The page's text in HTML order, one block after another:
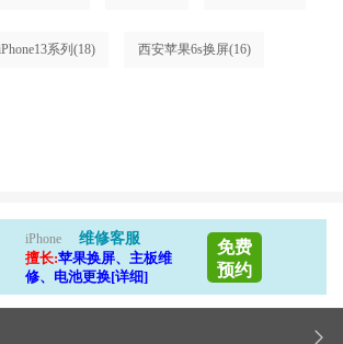
系列 (18) 西安苹果6s换屏(16)
iPhone
维修客服
擅长:苹果换屏、主板维
修、电池更换[详细]
免费
预约